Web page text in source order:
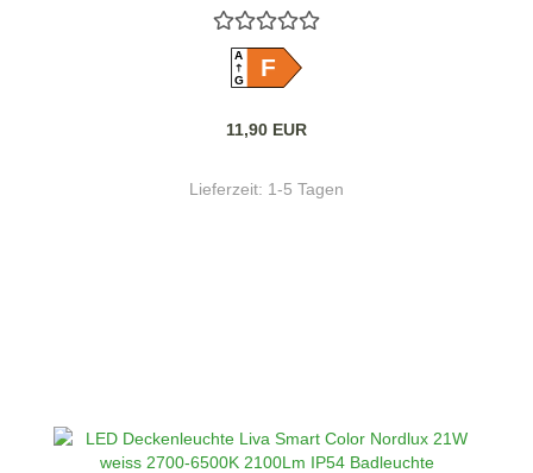
A
GF
11,90 EUR
Lieferzeit: 1-5 Tagen